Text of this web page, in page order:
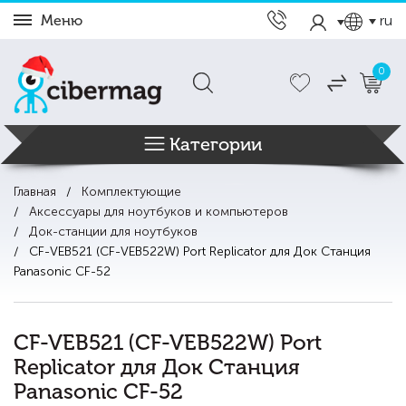
Меню ru
0
Категории
Главная
Комплектующие
Аксессуары для ноутбуков и компьютеров
Док-станции для ноутбуков
CF-VEB521 (CF-VEB522W) Port Replicator для Док Станция
Panasonic CF-52
CF-VEB521 (CF-VEB522W) Port
Replicator для Док Станция
Panasonic CF-52